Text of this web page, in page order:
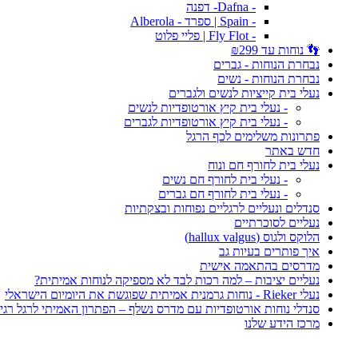
- Dafna- דפנה
- Spain | ספרד - Alberola
- Fly Flot | פליי פלוט
👣 נוחות עד ₪299
נבחרת הנוחות - גברים
נבחרת הנוחות - נשים
נעלי בית קייציות לנשים ולגברים
- נעלי בית קיץ אורטופדיות לנשים
- נעלי בית קיץ אורטופדיות לגברים
פתרונות משלימים לכף הרגל
חדש באתר
נעלי בית לחורף חם ונוח
- נעלי בית לחורף חם נשים
- נעלי בית לחורף חם גברים
סנדלים ונעליים לרגליים נפוחות ובצקתיות
נעליים לסוכרתיים
הלוקס ולגוס (hallux valgus)
איך פותרים בעיות גב
מדרסים בהתאמה אישית
נעליים יציבות – למה רכות לבד לא מספיקה לנוחות אמיתית?
נעלי Rieker - נוחות גרמנית אמיתית שפוגשת את היומיום הישראלי
סנדלי נוחות אורטופדיות עם מדרס נשלף – הפתרון האמיתי לרגל
מרכז הידע שלנו